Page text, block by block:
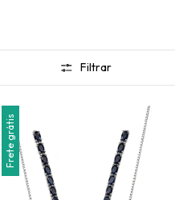
Filtrar
Frete grátis